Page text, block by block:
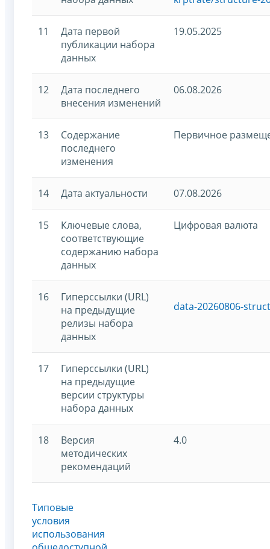
11
Дата первой
публикации набора
данных
19.05.2025
12
Дата последнего
внесения изменений
06.08.2026
13
Содержание
последнего
изменения
Первичное
14 Дата актуальности 07.08.2026
15
Ключевые слова,
соответствующие
содержанию набора
данных
Цифровая валюта
16
Гиперссылки (URL)
на предыдущие
релизы набора
данных
data-20260806-
17
Гиперссылки (URL)
на предыдущие
версии структуры
набора данных
18
Версия
методических
рекомендаций
4.0
Типовые
условия
использования